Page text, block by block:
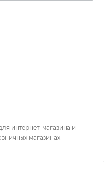
интернет-магазина и
магазинах